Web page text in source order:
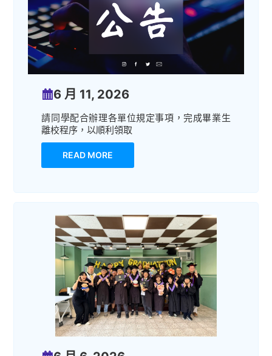
6 月 11, 2026
請同學配合辦理各單位規定事項，完成畢業生
離校程序，以順利領取
READ MORE